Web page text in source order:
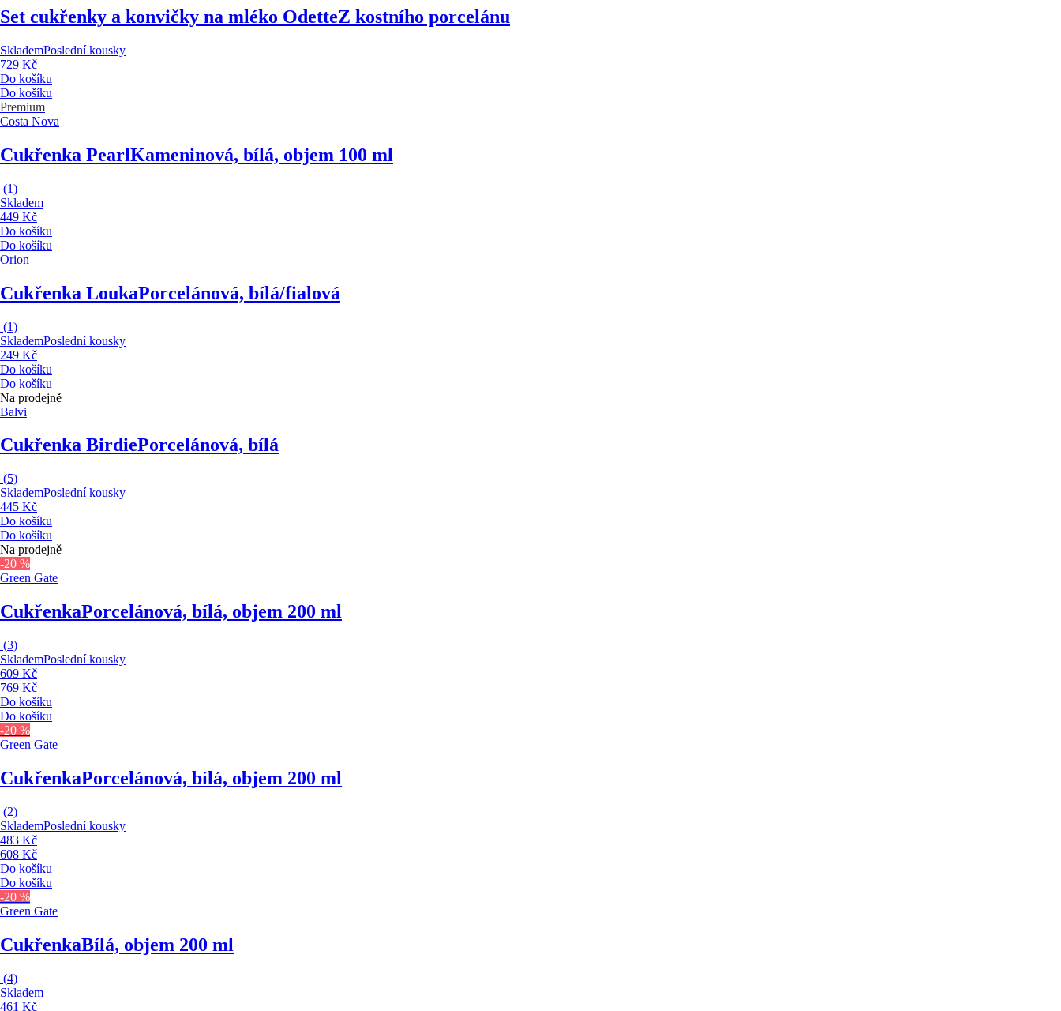
Set cukřenky a konvičky na mléko OdetteZ kostního porcelánu
SklademPoslední kousky
729 Kč
Do košíku
Do košíku
Premium
Costa Nova
Cukřenka PearlKameninová, bílá, objem 100 ml
(1)
Skladem
449 Kč
Do košíku
Do košíku
Orion
Cukřenka LoukaPorcelánová, bílá/fialová
(1)
SklademPoslední kousky
249 Kč
Do košíku
Do košíku
Na prodejně
Balvi
Cukřenka BirdiePorcelánová, bílá
(5)
SklademPoslední kousky
445 Kč
Do košíku
Do košíku
Na prodejně
-20 %
Green Gate
CukřenkaPorcelánová, bílá, objem 200 ml
(3)
SklademPoslední kousky
609 Kč
769 Kč
Do košíku
Do košíku
-20 %
Green Gate
CukřenkaPorcelánová, bílá, objem 200 ml
(2)
SklademPoslední kousky
483 Kč
608 Kč
Do košíku
Do košíku
-20 %
Green Gate
CukřenkaBílá, objem 200 ml
(4)
Skladem
461 Kč